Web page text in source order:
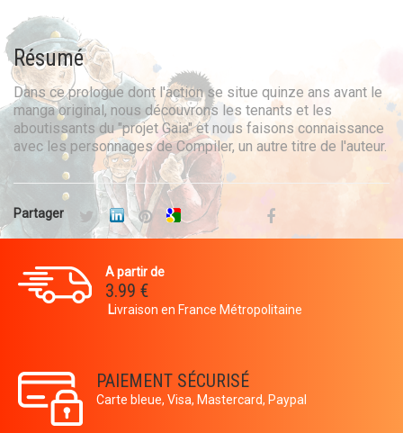
Résumé
Dans ce prologue dont l'action se situe quinze ans avant le
manga original, nous découvrons les tenants et les
aboutissants du "projet Gaia" et nous faisons connaissance
avec les personnages de Compiler, un autre titre de l'auteur.
Partager
A partir de
3.99 €
Livraison en France Métropolitaine
PAIEMENT SÉCURISÉ
Carte bleue, Visa, Mastercard, Paypal